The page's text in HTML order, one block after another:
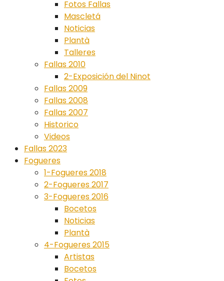
Fotos Fallas
Mascletá
Noticias
Plantà
Talleres
Fallas 2010
2-Exposición del Ninot
Fallas 2009
Fallas 2008
Fallas 2007
Historico
Videos
Fallas 2023
Fogueres
1-Fogueres 2018
2-Fogueres 2017
3-Fogueres 2016
Bocetos
Noticias
Plantà
4-Fogueres 2015
Artistas
Bocetos